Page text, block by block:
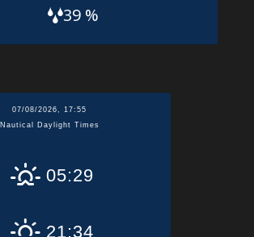
39 %
07/08/2026, 17:55
Nautical Daylight Times
05:29
21:34